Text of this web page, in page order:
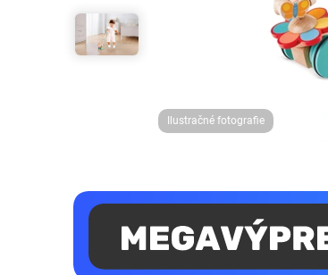
Ilustračné fotografie